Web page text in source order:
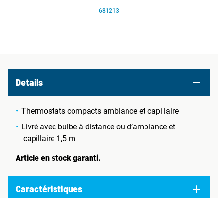
681213
Details
Thermostats compacts ambiance et capillaire
Livré avec bulbe à distance ou d’ambiance et
capillaire 1,5 m
Article en stock garanti.
Caractéristiques